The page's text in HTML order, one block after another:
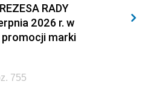
2009
2006
RADY
2026 r. w
promocji marki
755